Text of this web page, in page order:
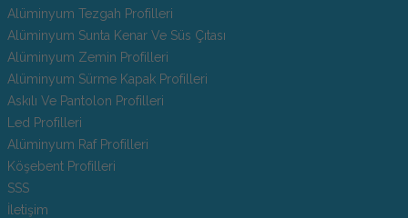
Alüminyum Tezgah Profilleri
Alüminyum Sunta Kenar Ve Süs Çıtası
Alüminyum Zemin Profilleri
Alüminyum Sürme Kapak Profilleri
Askılı Ve Pantolon Profilleri
Led Profilleri
Alüminyum Raf Profilleri
Köşebent Profilleri
SSS
İletişim